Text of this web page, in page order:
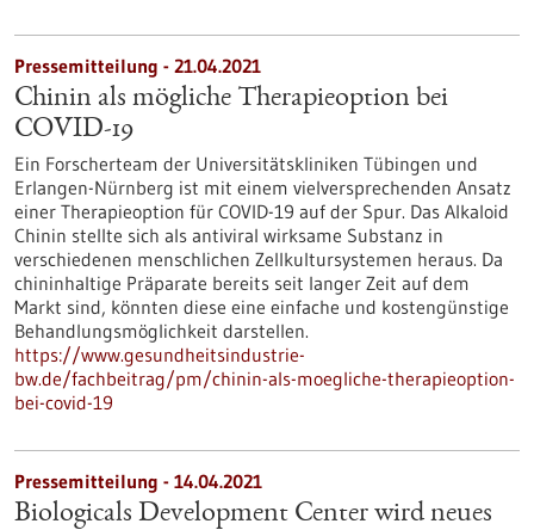
Pressemitteilung - 21.04.2021
Chinin als mögliche Therapieoption bei
COVID-19
Ein Forscherteam der Universitätskliniken Tübingen und
Erlangen-Nürnberg ist mit einem vielversprechenden Ansatz
einer Therapieoption für COVID-19 auf der Spur. Das Alkaloid
Chinin stellte sich als antiviral wirksame Substanz in
verschiedenen menschlichen Zellkultursystemen heraus. Da
chininhaltige Präparate bereits seit langer Zeit auf dem
Markt sind, könnten diese eine einfache und kostengünstige
Behandlungsmöglichkeit darstellen.
https://www.gesundheitsindustrie-
bw.de/fachbeitrag/pm/chinin-als-moegliche-therapieoption-
bei-covid-19
Pressemitteilung - 14.04.2021
Biologicals Development Center wird neues